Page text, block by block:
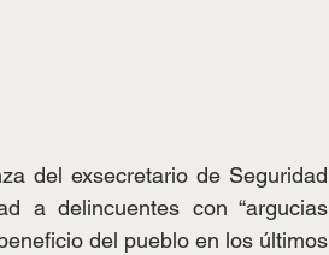
del exsecretario de Seguridad
a delincuentes con “argucias
del pueblo en los últimos